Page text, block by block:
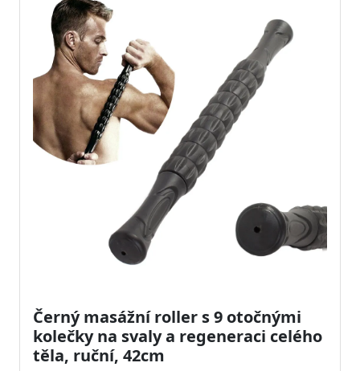
Černý masážní roller s 9 otočnými
kolečky na svaly a regeneraci celého
těla, ruční, 42cm